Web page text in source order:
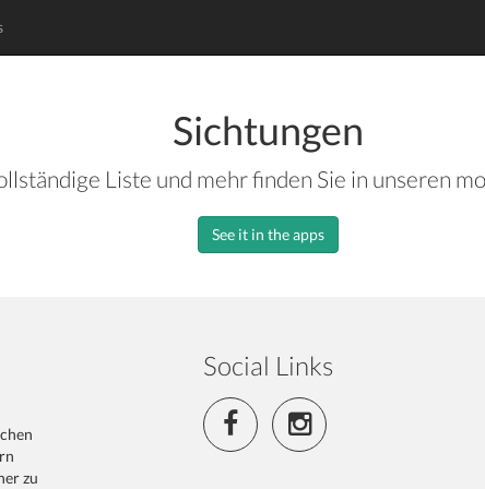
Sichtungen
Liste und mehr finden Sie in unseren
See it in the apps
zu
Social Links